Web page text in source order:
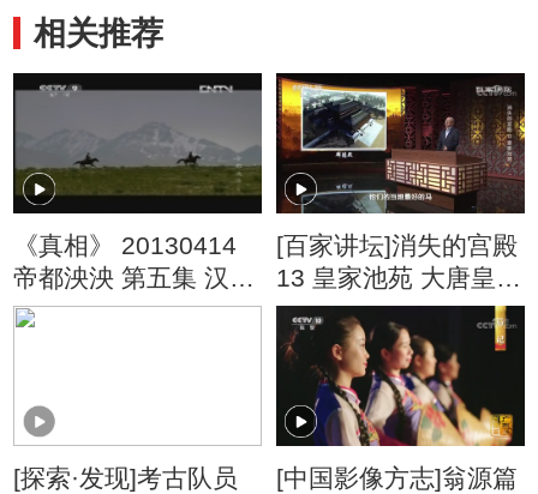
相关推荐
《真相》 20130414
帝都泱泱 第五集 汉魏
故城的诱惑
[百家讲坛]消失的宫殿
13 皇家池苑 大唐皇帝
们的爱好
[探索·发现]考古队员
[中国影像方志]翁源篇